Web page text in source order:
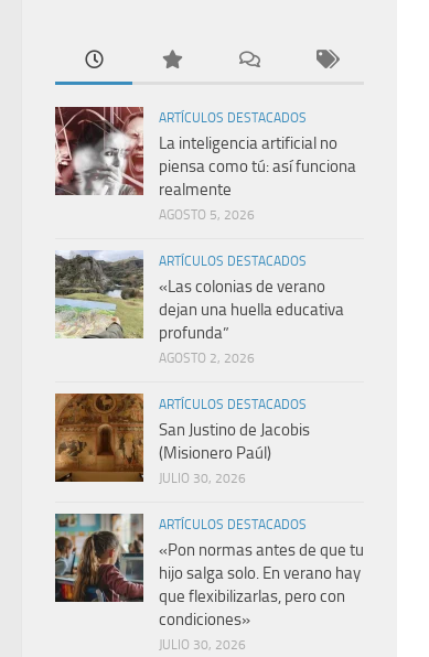
ARTÍCULOS DESTACADOS
La inteligencia artificial no
piensa como tú: así funciona
realmente
AGOSTO 5, 2026
ARTÍCULOS DESTACADOS
«Las colonias de verano
dejan una huella educativa
profunda”
AGOSTO 2, 2026
ARTÍCULOS DESTACADOS
San Justino de Jacobis
(Misionero Paúl)
JULIO 30, 2026
ARTÍCULOS DESTACADOS
«Pon normas antes de que tu
hijo salga solo. En verano hay
que flexibilizarlas, pero con
condiciones»
JULIO 30, 2026